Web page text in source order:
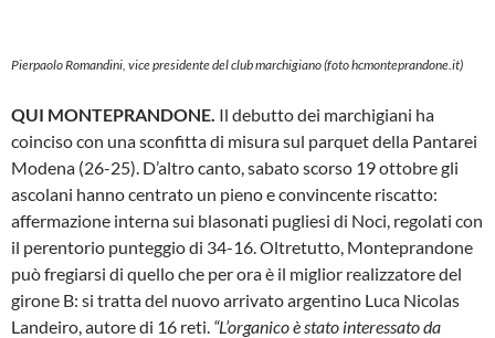
Pierpaolo Romandini, vice presidente del club marchigiano (foto hcmonteprandone.it)
QUI MONTEPRANDONE. Il debutto dei marchigiani ha
coinciso con una sconfitta di misura sul parquet della Pantarei
Modena (26-25). D’altro canto, sabato scorso 19 ottobre gli
ascolani hanno centrato un pieno e convincente riscatto:
affermazione interna sui blasonati pugliesi di Noci, regolati con
il perentorio punteggio di 34-16. Oltretutto, Monteprandone
può fregiarsi di quello che per ora è il miglior realizzatore del
girone B: si tratta del nuovo arrivato argentino Luca Nicolas
Landeiro, autore di 16 reti. “L’organico è stato interessato da